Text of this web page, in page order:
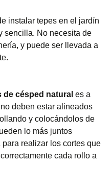
instalar tepes en el jardín
sencilla. No necesita de
y puede ser llevada a
de césped natural es a
deben estar alineados
y colocándolos de
lo más juntos
realizar los cortes que
cada rollo a